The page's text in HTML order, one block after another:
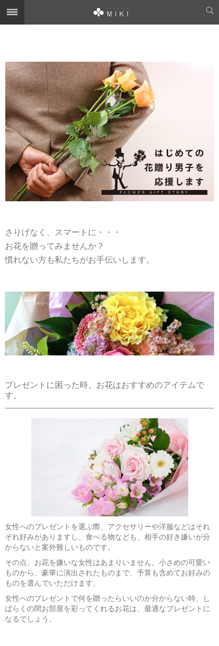
花贈り男子
さりげなく、スマートに・・・
お花を贈ってみませんか？
慣れない方も私たちがお手伝いします。
プレゼントに困った時、お花はおすすめのアイテムで
す。
女性へのプレゼントを選ぶ際、アクセサリーや洋服などはそれ
ぞれ好みがありますし、食べる物なども、相手の好き嫌いが分
からないと案外難しいものです。
その点、お花を嫌いな女性はあまりいません。小さめの可愛い
ものから、豪華に演出されたものまで、予算も含めてお好みの
ものを選んでいただけます。
女性へのプレゼントで何を贈ったらいいのか分からない時、し
ばらくの間お部屋を彩ってくれるお花は、最適なプレゼントに
なるでしょう。